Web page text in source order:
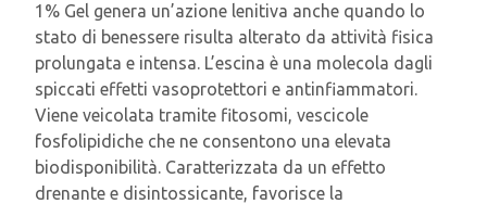
1% Gel genera un’azione lenitiva anche quando lo
stato di benessere risulta alterato da attività fisica
prolungata e intensa. L’escina è una molecola dagli
spiccati effetti vasoprotettori e antinfiammatori.
Viene veicolata tramite fitosomi, vescicole
fosfolipidiche che ne consentono una elevata
biodisponibilità. Caratterizzata da un effetto
drenante e disintossicante, favorisce la